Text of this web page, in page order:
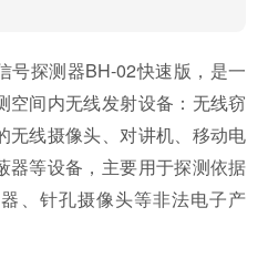
号探测器BH-02快速版，是一
空间内无线发射设备：无线窃
无线摄像头、对讲机、移动电
器等设备，主要用于探测依据
、针孔摄像头等非法电子产